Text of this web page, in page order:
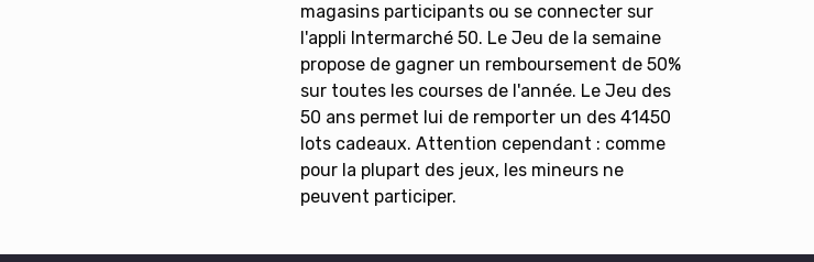
magasins participants ou se connecter sur
l'appli Intermarché 50. Le Jeu de la semaine
propose de gagner un remboursement de 50%
sur toutes les courses de l'année. Le Jeu des
50 ans permet lui de remporter un des 41450
lots cadeaux. Attention cependant : comme
pour la plupart des jeux, les mineurs ne
peuvent participer.